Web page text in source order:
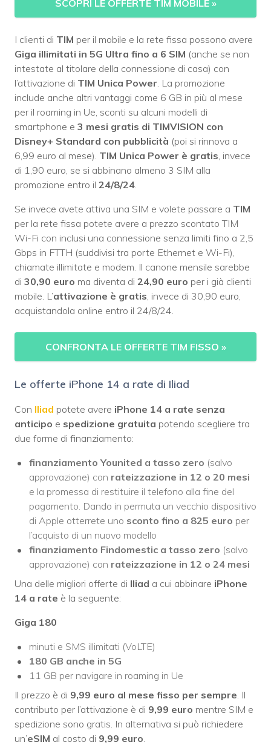
SCOPRI LE OFFERTE TIM MOBILE »
I clienti di TIM per il mobile e la rete fissa possono avere
Giga illimitati in 5G Ultra fino a 6 SIM (anche se non
intestate al titolare della connessione di casa) con
l’attivazione di TIM Unica Power . La promozione
include anche altri vantaggi come 6 GB in più al mese
per il roaming in Ue, sconti su alcuni modelli di
smartphone e 3 mesi gratis di TIMVISION con
Disney+ Standard con pubblicità (poi si rinnova a
6,99 euro al mese). TIM Unica Power è gratis , invece
di 1,90 euro, se si abbinano almeno 3 SIM alla
promozione entro il 24/8/24
Se invece avete attiva una SIM e volete passare a TIM
per la rete fissa potete avere a prezzo scontato TIM
Wi-Fi con inclusi una connessione senza limiti fino a 2,5
Gbps in FTTH (suddivisi tra porte Ethernet e Wi-Fi),
chiamate illimitate e modem. Il canone mensile sarebbe
di 30,90 euro ma diventa di 24,90 euro per i già clienti
mobile. L’attivazione è gratis , invece di 30,90 euro,
acquistandola online entro il 24/8/24.
CONFRONTA LE OFFERTE TIM FISSO »
Le offerte iPhone 14 a rate di Iliad
Con Iliad potete avere iPhone 14 a rate senza
anticipo e spedizione gratuita potendo scegliere tra
due forme di finanziamento:
finanziamento Younited a tasso zero (salvo
approvazione) con rateizzazione in 12 o 20 mesi
e la promessa di restituire il telefono alla fine del
pagamento. Dando in permuta un vecchio dispositivo
di Apple otterrete uno sconto fino a 825 euro per
l’acquisto di un nuovo modello
finanziamento Findomestic a tasso zero (salvo
approvazione) con rateizzazione in 12 o 24 mesi
Una delle migliori offerte di Iliad a cui abbinare iPhone
14 a rate è la seguente:
Giga 180
minuti e SMS illimitati (VoLTE)
180 GB anche in 5G
11 GB per navigare in roaming in Ue
Il prezzo è di 9,99 euro al mese fisso per sempre . Il
contributo per l’attivazione è di 9,99 euro mentre SIM e
spedizione sono gratis. In alternativa si può richiedere
un’eSIM al costo di 9,99 euro